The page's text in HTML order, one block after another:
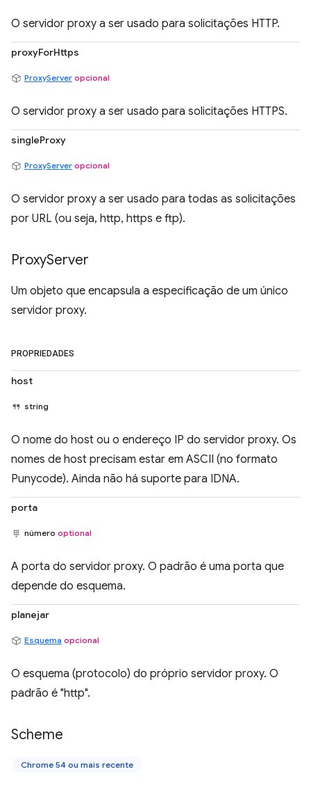
O servidor proxy a ser usado para solicitações HTTP.
proxyForHttps
ProxyServer opcional
O servidor proxy a ser usado para solicitações HTTPS.
singleProxy
ProxyServer opcional
O servidor proxy a ser usado para todas as solicitações
por URL (ou seja, http, https e ftp).
ProxyServer
Um objeto que encapsula a especificação de um único
servidor proxy.
PROPRIEDADES
host
string
O nome do host ou o endereço IP do servidor proxy. Os
nomes de host precisam estar em ASCII (no formato
Punycode). Ainda não há suporte para IDNA.
porta
número optional
A porta do servidor proxy. O padrão é uma porta que
depende do esquema.
planejar
Esquema opcional
O esquema (protocolo) do próprio servidor proxy. O
padrão é "http".
Scheme
Chrome 54 ou mais recente